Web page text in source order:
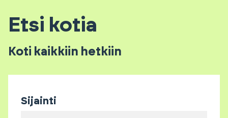
Etsi kotia
Koti kaikkiin hetkiin
Sijainti